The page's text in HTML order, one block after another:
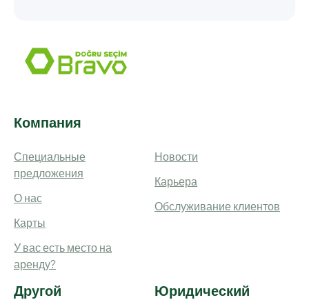
Компания
Специальные
предложения
О нас
Карты
У вас есть место на
аренду?
Новости
Карьера
Обслуживание клиентов
Другой Юридический